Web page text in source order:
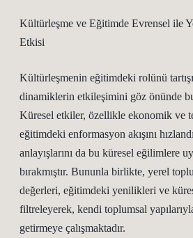
Kültürleşme ve Eğitimde Evrensel ile
Etkisi
Kültürleşmenin eğitimdeki rolünü
dinamiklerin etkileşimini göz önünde
Küresel etkiler, özellikle ekonomik ve
eğitimdeki enformasyon akışını
anlayışlarını da bu küresel eğilimlere
bırakmıştır. Bununla birlikte, yerel
değerleri, eğitimdeki yenilikleri ve
filtreleyerek, kendi toplumsal
getirmeye çalışmaktadır.